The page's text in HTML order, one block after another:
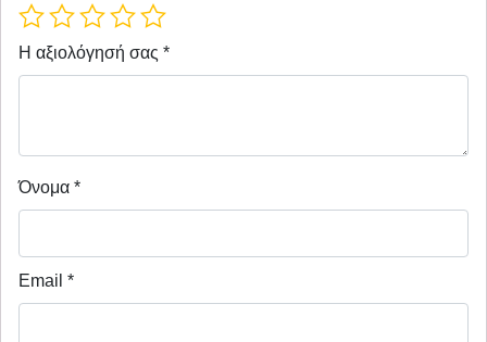
Η αξιολόγησή σας *
Όνομα *
Email *